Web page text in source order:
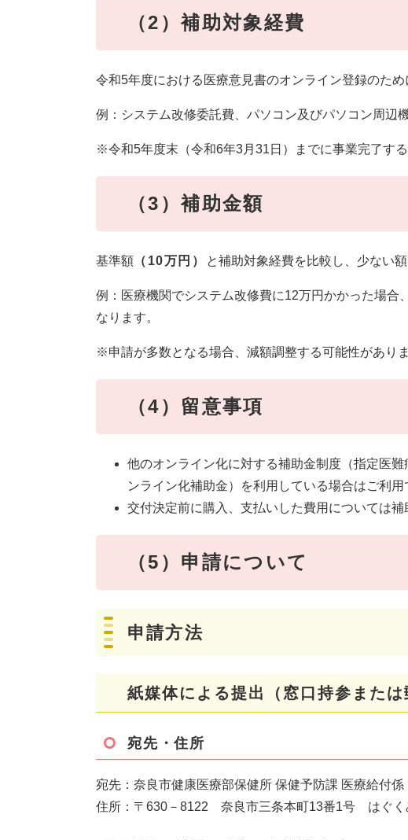
（2）補助対象経費
令和5年度における医療意見書のオンライン登録のた
例：システム改修委託費、パソコン及びパソコン周辺
※令和5年度末（令和6年3月31日）までに事業完了する
（3）補助金額
基準額 （10万円） と補助対象経費を比較し、少ない
例：医療機関でシステム改修費に12万円かかった場合
なります。
※申請が多数となる場合、減額調整する可能性がありま
（4）留意事項
他のオンライン化に対する補助金制度（指定医
ンライン化補助金）を利用している場合はご利用
交付決定前に購入、支払いした費用については補
（5）申請について
申請方法
紙媒体による提出（窓口持参または
宛先・住所
宛先：奈良市健康医療部保健所 保健予防課 医療給付係
住所：〒630－8122 奈良市三条本町13番1号 はぐ